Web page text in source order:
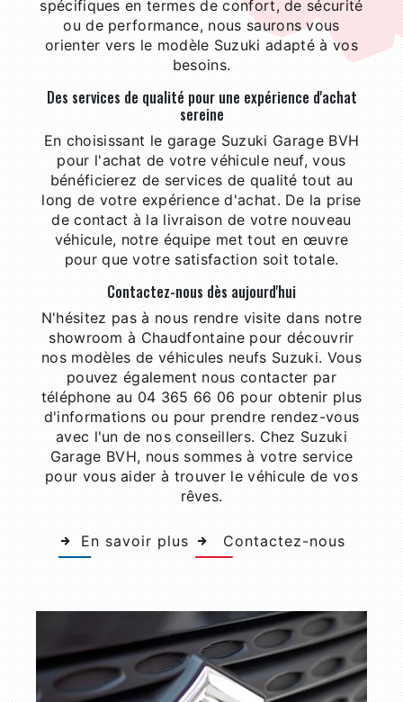
spécifiques en termes de confort, de sécurité
ou de performance, nous saurons vous
orienter vers le modèle Suzuki adapté à vos
besoins.
Des services de qualité pour une expérience d'achat
sereine
En choisissant le garage Suzuki Garage BVH
pour l'achat de votre véhicule neuf, vous
bénéficierez de services de qualité tout au
long de votre expérience d'achat. De la prise
de contact à la livraison de votre nouveau
véhicule, notre équipe met tout en œuvre
pour que votre satisfaction soit totale.
Contactez-nous dès aujourd'hui
N'hésitez pas à nous rendre visite dans notre
showroom à Chaudfontaine pour découvrir
nos modèles de véhicules neufs Suzuki. Vous
pouvez également nous contacter par
téléphone au 04 365 66 06 pour obtenir plus
d'informations ou pour prendre rendez-vous
avec l'un de nos conseillers. Chez Suzuki
Garage BVH, nous sommes à votre service
pour vous aider à trouver le véhicule de vos
rêves.
En savoir plus Contactez-nous